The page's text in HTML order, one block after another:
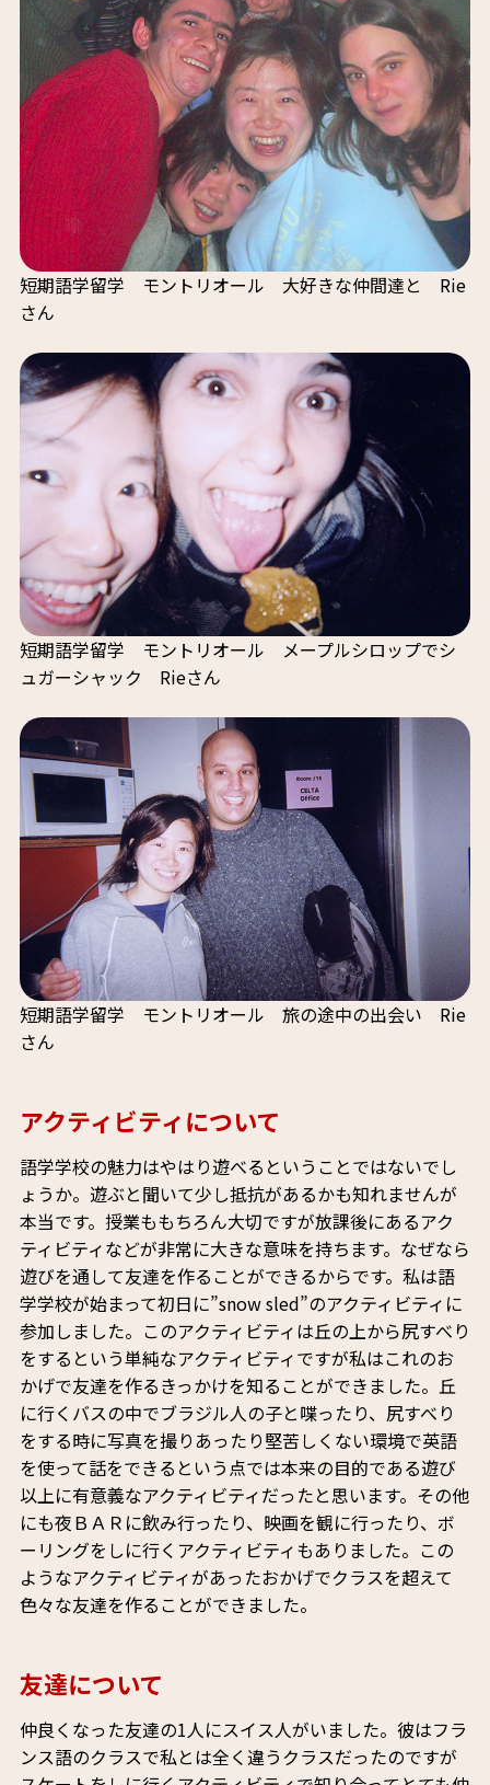
短期語学留学 モントリオール 大好きな仲間達と Rie
さん
短期語学留学 モントリオール メープルシロップでシ
ュガーシャック Rieさん
短期語学留学 モントリオール 旅の途中の出会い Rie
さん
アクティビティについて
語学学校の魅力はやはり遊べるということではないでし
ょうか。遊ぶと聞いて少し抵抗があるかも知れませんが
本当です。授業ももちろん大切ですが放課後にあるアク
ティビティなどが非常に大きな意味を持ちます。なぜなら
遊びを通して友達を作ることができるからです。私は語
学学校が始まって初日に”snow sled”のアクティビティに
参加しました。このアクティビティは丘の上から尻すべり
をするという単純なアクティビティですが私はこれのお
かげで友達を作るきっかけを知ることができました。丘
に行くバスの中でブラジル人の子と喋ったり、尻すべり
をする時に写真を撮りあったり堅苦しくない環境で英語
を使って話をできるという点では本来の目的である遊び
以上に有意義なアクティビティだったと思います。その他
にも夜ＢＡＲに飲み行ったり、映画を観に行ったり、ボ
ーリングをしに行くアクティビティもありました。この
ようなアクティビティがあったおかげでクラスを超えて
色々な友達を作ることができました。
友達について
仲良くなった友達の1人にスイス人がいました。彼はフラ
ンス語のクラスで私とは全く違うクラスだったのですが